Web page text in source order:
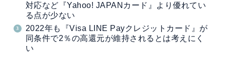
対応など『Yahoo! JAPANカード』より優れてい
る点が少ない
2022年も『Visa LINE Payクレジットカード』が
同条件で2％の高還元が維持されるとは考えにく
い